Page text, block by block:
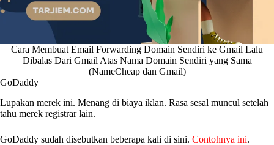
Cara Membuat Email Forwarding Domain Sendiri ke Gmail Lalu
Dibalas Dari Gmail Atas Nama Domain Sendiri yang Sama
(NameCheap dan Gmail)
GoDaddy
Lupakan merek ini. Menang di biaya iklan. Rasa sesal muncul setelah
tahu merek registrar lain.
GoDaddy sudah disebutkan beberapa kali di sini. Contohnya ini.